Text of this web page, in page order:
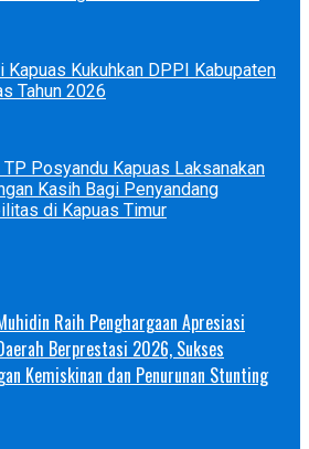
Kapuas Kukuhkan DPPI Kabupaten
Tahun 2026
TP Posyandu Kapuas Laksanakan
Kasih Bagi Penyandang
di Kapuas Timur
Raih Penghargaan Apresiasi
Berprestasi 2026, Sukses
Kemiskinan dan Penurunan Stunting